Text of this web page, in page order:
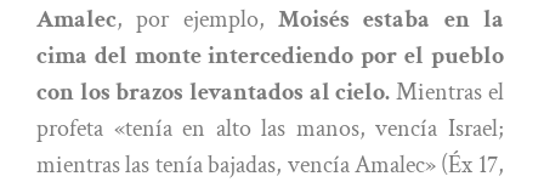
Amalec, por ejemplo, Moisés estaba en la
cima del monte intercediendo por el pueblo
con los brazos levantados al cielo.Mientras el
profeta «tenía en alto las manos, vencía Israel;
mientras las tenía bajadas, vencía Amalec» (Éx 17,